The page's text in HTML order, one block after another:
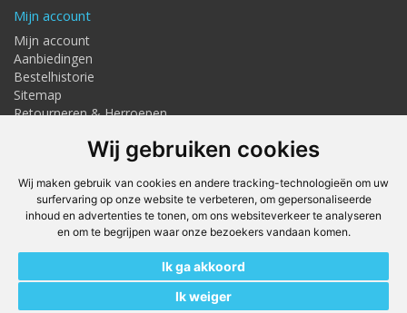
Wij gebruiken cookies
Wij maken gebruik van cookies en andere tracking-technologieën om uw
surfervaring op onze website te verbeteren, om gepersonaliseerde
inhoud en advertenties te tonen, om ons websiteverkeer te analyseren
en om te begrijpen waar onze bezoekers vandaan komen.
Ik ga akkoord
Ik weiger
Mijn account
Mijn account
Aanbiedingen
Bestelhistorie
Sitemap
Retourneren & Herroepen
Adresgegevens
Textielstraat 4, Haaksbergen
Telefoon: 053-7676275
info@techmaghaaksbergen.nl
Onze Webshops
Techmag247.nl
Vuurwerkstaffel.nl
Kit247.nl